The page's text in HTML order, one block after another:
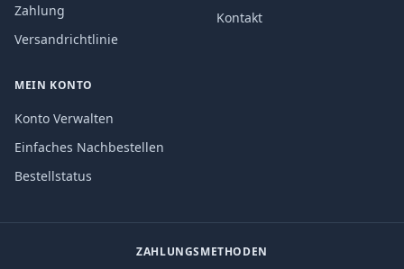
Zahlung
Versandrichtlinie
Kontakt
MEIN KONTO
Konto Verwalten
Einfaches Nachbestellen
Bestellstatus
ZAHLUNGSMETHODEN